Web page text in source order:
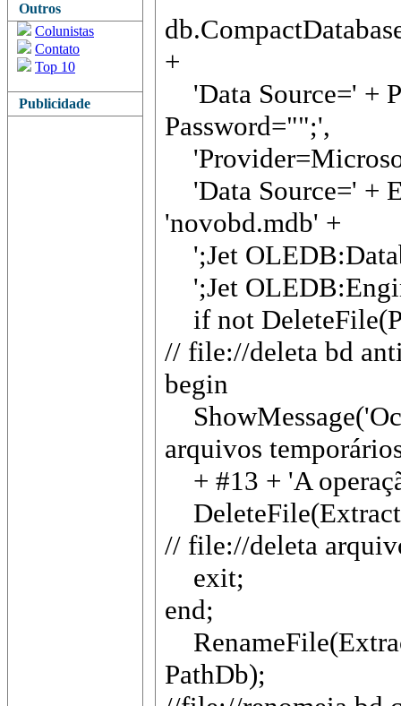
Outros
Colunistas
Contato
Top 10
Publicidade
+
'Data Source=' +
Password="";',
'Data Source=' +
'novobd.mdb' +
';Jet
';Jet
if not
// file://deleta bd
begin
arquivos
+ #13 + 'A
// file://deleta
exit;
end;
PathDb);